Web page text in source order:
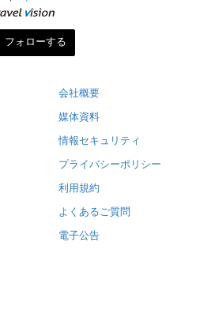
フォローする
会社概要
媒体資料
情報セキュリティ
プライバシーポリシー
利用規約
よくあるご質問
電子公告